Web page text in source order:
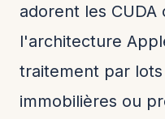
adorent les CUDA
l'architecture
traitement par
immobilières ou